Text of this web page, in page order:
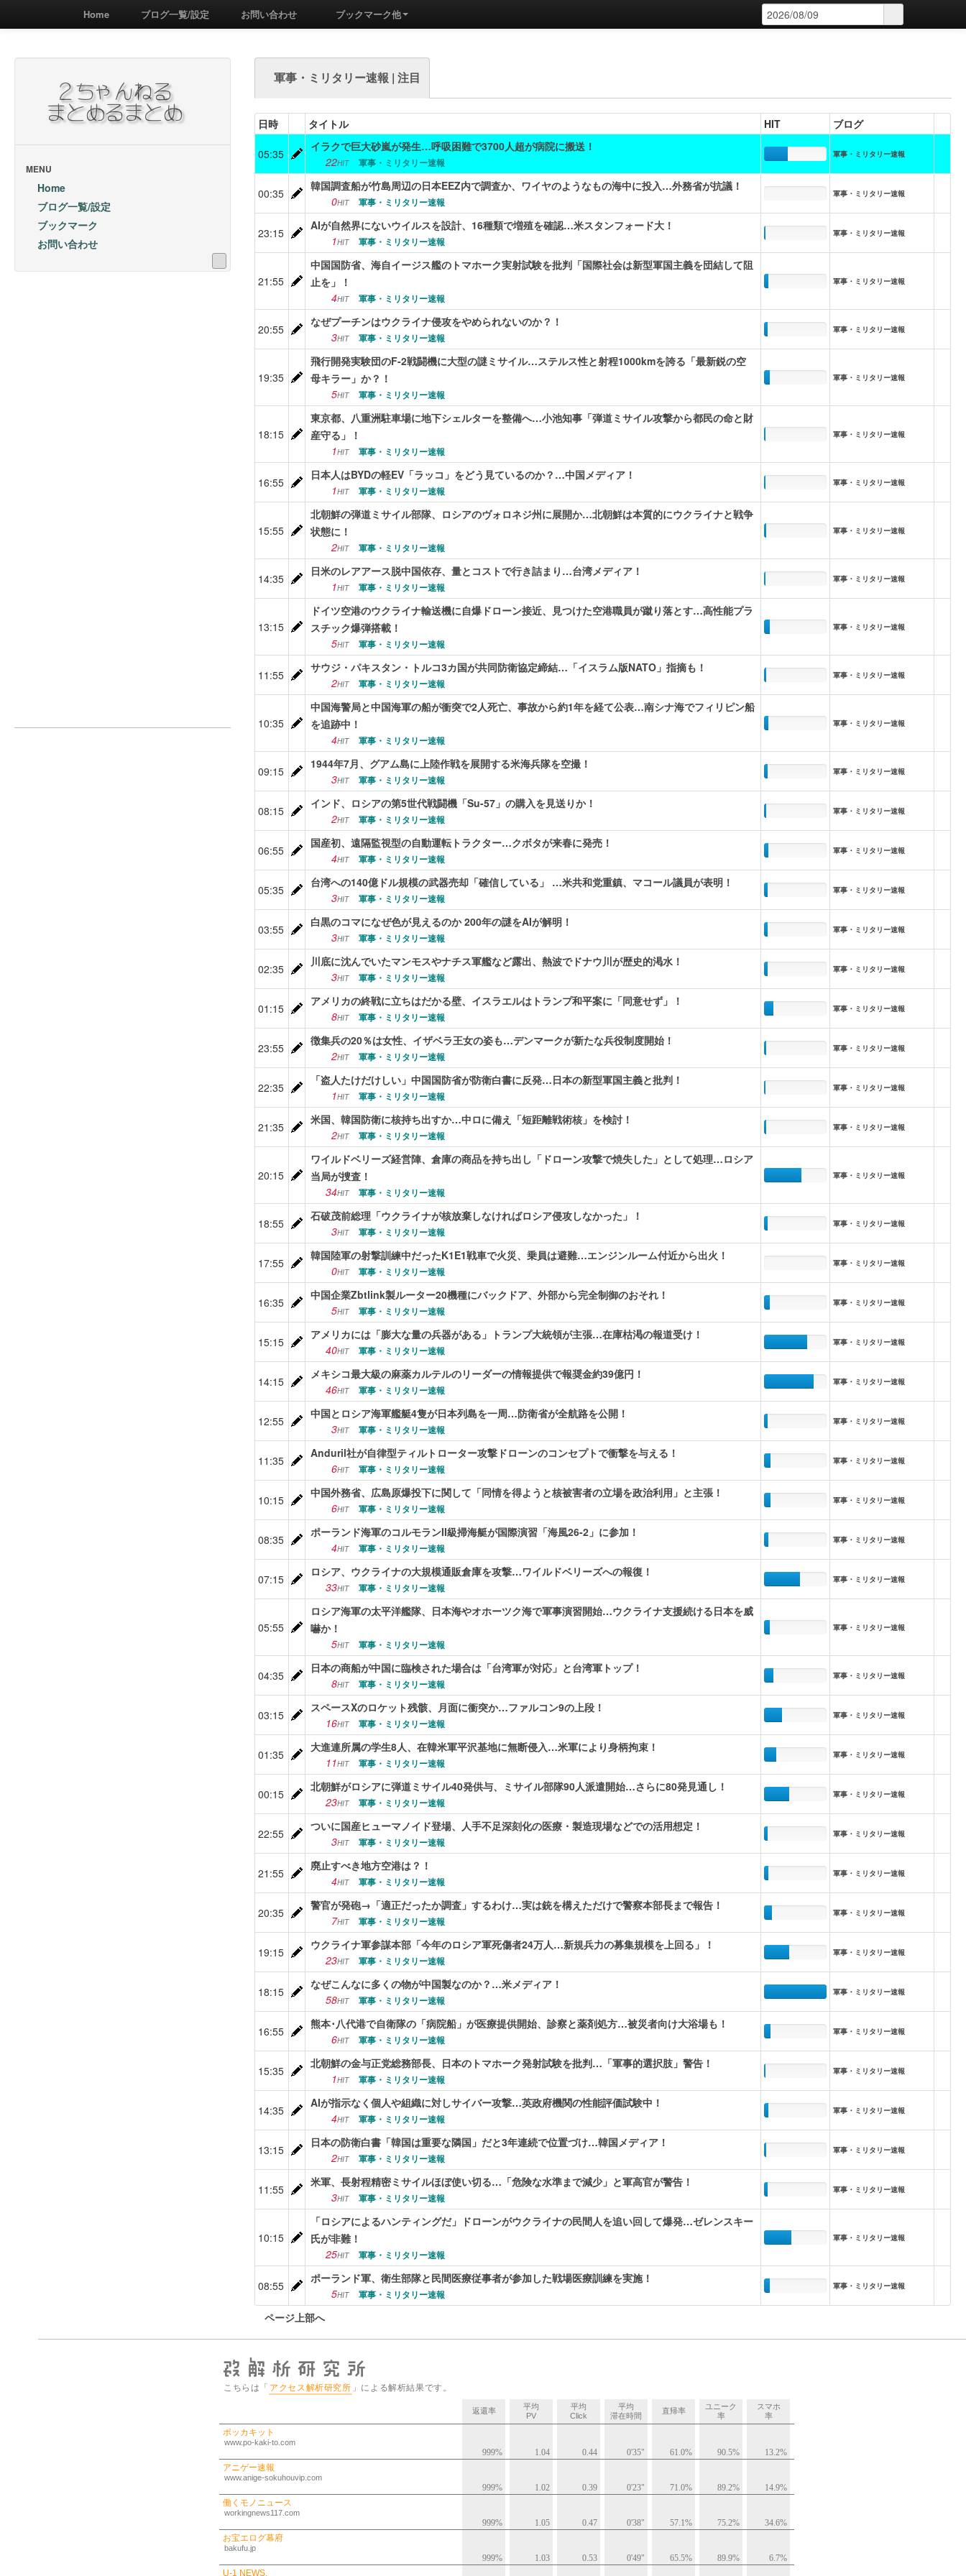
Home ブログ一覧/設定 お問い合わせ ブックマーク他
MENU
Home
ブログ一覧/設定
ブックマーク
お問い合わせ
軍事・ミリタリー速報 | 注目
日時 タイトル HIT ブログ
05:35
イラクで巨大砂嵐が発生…呼吸困難で3700人超が病院に搬送！
22HIT 軍事・ミリタリー速報
軍事・ミリタリー速報
00:35
韓国調査船が竹島周辺の日本EEZ内で調査か、ワイヤのようなもの海中に投入…外務省が抗議！
0HIT 軍事・ミリタリー速報
軍事・ミリタリー速報
23:15
AIが自然界にないウイルスを設計、16種類で増殖を確認…米スタンフォード大！
1HIT 軍事・ミリタリー速報
軍事・ミリタリー速報
21:55
中国国防省、海自イージス艦のトマホーク実射試験を批判「国際社会は新型軍国主義を団結して阻
止を」！
4HIT 軍事・ミリタリー速報
軍事・ミリタリー速報
20:55
なぜプーチンはウクライナ侵攻をやめられないのか？！
3HIT 軍事・ミリタリー速報
軍事・ミリタリー速報
19:35
飛行開発実験団のF-2戦闘機に大型の謎ミサイル…ステルス性と射程1000kmを誇る「最新鋭の空
母キラー」か？！
5HIT 軍事・ミリタリー速報
軍事・ミリタリー速報
18:15
東京都、八重洲駐車場に地下シェルターを整備へ…小池知事「弾道ミサイル攻撃から都民の命と財
産守る」！
1HIT 軍事・ミリタリー速報
軍事・ミリタリー速報
16:55
日本人はBYDの軽EV「ラッコ」をどう見ているのか？…中国メディア！
1HIT 軍事・ミリタリー速報
軍事・ミリタリー速報
15:55
北朝鮮の弾道ミサイル部隊、ロシアのヴォロネジ州に展開か…北朝鮮は本質的にウクライナと戦争
状態に！
2HIT 軍事・ミリタリー速報
軍事・ミリタリー速報
14:35
日米のレアアース脱中国依存、量とコストで行き詰まり…台湾メディア！
1HIT 軍事・ミリタリー速報
軍事・ミリタリー速報
13:15
ドイツ空港のウクライナ輸送機に自爆ドローン接近、見つけた空港職員が蹴り落とす…高性能プラ
スチック爆弾搭載！
5HIT 軍事・ミリタリー速報
軍事・ミリタリー速報
11:55
サウジ・パキスタン・トルコ3カ国が共同防衛協定締結…「イスラム版NATO」指摘も！
2HIT 軍事・ミリタリー速報
軍事・ミリタリー速報
10:35
中国海警局と中国海軍の船が衝突で2人死亡、事故から約1年を経て公表…南シナ海でフィリピン船
を追跡中！
4HIT 軍事・ミリタリー速報
軍事・ミリタリー速報
09:15
1944年7月、グアム島に上陸作戦を展開する米海兵隊を空撮！
3HIT 軍事・ミリタリー速報
軍事・ミリタリー速報
08:15
インド、ロシアの第5世代戦闘機「Su-57」の購入を見送りか！
2HIT 軍事・ミリタリー速報
軍事・ミリタリー速報
06:55
国産初、遠隔監視型の自動運転トラクター…クボタが来春に発売！
4HIT 軍事・ミリタリー速報
軍事・ミリタリー速報
05:35
台湾への140億ドル規模の武器売却「確信している」 …米共和党重鎮、マコール議員が表明！
3HIT 軍事・ミリタリー速報
軍事・ミリタリー速報
03:55
白黒のコマになぜ色が見えるのか 200年の謎をAIが解明！
3HIT 軍事・ミリタリー速報
軍事・ミリタリー速報
02:35
川底に沈んでいたマンモスやナチス軍艦など露出、熱波でドナウ川が歴史的渇水！
3HIT 軍事・ミリタリー速報
軍事・ミリタリー速報
01:15
アメリカの終戦に立ちはだかる壁、イスラエルはトランプ和平案に「同意せず」！
8HIT 軍事・ミリタリー速報
軍事・ミリタリー速報
23:55
徴集兵の20％は女性、イザベラ王女の姿も…デンマークが新たな兵役制度開始！
2HIT 軍事・ミリタリー速報
軍事・ミリタリー速報
22:35
「盗人たけだけしい」中国国防省が防衛白書に反発…日本の新型軍国主義と批判！
1HIT 軍事・ミリタリー速報
軍事・ミリタリー速報
21:35
米国、韓国防衛に核持ち出すか…中ロに備え「短距離戦術核」を検討！
2HIT 軍事・ミリタリー速報
軍事・ミリタリー速報
20:15
ワイルドベリーズ経営陣、倉庫の商品を持ち出し「ドローン攻撃で焼失した」として処理…ロシア
当局が捜査！
34HIT 軍事・ミリタリー速報
軍事・ミリタリー速報
18:55
石破茂前総理「ウクライナが核放棄しなければロシア侵攻しなかった」！
3HIT 軍事・ミリタリー速報
軍事・ミリタリー速報
17:55
韓国陸軍の射撃訓練中だったK1E1戦車で火災、乗員は避難…エンジンルーム付近から出火！
0HIT 軍事・ミリタリー速報
軍事・ミリタリー速報
16:35
中国企業Zbtlink製ルーター20機種にバックドア、外部から完全制御のおそれ！
5HIT 軍事・ミリタリー速報
軍事・ミリタリー速報
15:15
アメリカには「膨大な量の兵器がある」トランプ大統領が主張…在庫枯渇の報道受け！
40HIT 軍事・ミリタリー速報
軍事・ミリタリー速報
14:15
メキシコ最大級の麻薬カルテルのリーダーの情報提供で報奨金約39億円！
46HIT 軍事・ミリタリー速報
軍事・ミリタリー速報
12:55
中国とロシア海軍艦艇4隻が日本列島を一周…防衛省が全航路を公開！
3HIT 軍事・ミリタリー速報
軍事・ミリタリー速報
11:35
Anduril社が自律型ティルトローター攻撃ドローンのコンセプトで衝撃を与える！
6HIT 軍事・ミリタリー速報
軍事・ミリタリー速報
10:15
中国外務省、広島原爆投下に関して「同情を得ようと核被害者の立場を政治利用」と主張！
6HIT 軍事・ミリタリー速報
軍事・ミリタリー速報
08:35
ポーランド海軍のコルモランII級掃海艇が国際演習「海風26-2」に参加！
4HIT 軍事・ミリタリー速報
軍事・ミリタリー速報
07:15
ロシア、ウクライナの大規模通販倉庫を攻撃…ワイルドベリーズへの報復！
33HIT 軍事・ミリタリー速報
軍事・ミリタリー速報
05:55
ロシア海軍の太平洋艦隊、日本海やオホーツク海で軍事演習開始…ウクライナ支援続ける日本を威
嚇か！
5HIT 軍事・ミリタリー速報
軍事・ミリタリー速報
04:35
日本の商船が中国に臨検された場合は「台湾軍が対応」と台湾軍トップ！
8HIT 軍事・ミリタリー速報
軍事・ミリタリー速報
03:15
スペースXのロケット残骸、月面に衝突か…ファルコン9の上段！
16HIT 軍事・ミリタリー速報
軍事・ミリタリー速報
01:35
大進連所属の学生8人、在韓米軍平沢基地に無断侵入…米軍により身柄拘束！
11HIT 軍事・ミリタリー速報
軍事・ミリタリー速報
00:15
北朝鮮がロシアに弾道ミサイル40発供与、ミサイル部隊90人派遣開始…さらに80発見通し！
23HIT 軍事・ミリタリー速報
軍事・ミリタリー速報
22:55
ついに国産ヒューマノイド登場、人手不足深刻化の医療・製造現場などでの活用想定！
3HIT 軍事・ミリタリー速報
軍事・ミリタリー速報
21:55
廃止すべき地方空港は？！
4HIT 軍事・ミリタリー速報
軍事・ミリタリー速報
20:35
警官が発砲→「適正だったか調査」するわけ…実は銃を構えただけで警察本部長まで報告！
7HIT 軍事・ミリタリー速報
軍事・ミリタリー速報
19:15
ウクライナ軍参謀本部「今年のロシア軍死傷者24万人…新規兵力の募集規模を上回る」！
23HIT 軍事・ミリタリー速報
軍事・ミリタリー速報
18:15
なぜこんなに多くの物が中国製なのか？…米メディア！
58HIT 軍事・ミリタリー速報
軍事・ミリタリー速報
16:55
熊本･八代港で自衛隊の「病院船」が医療提供開始、診察と薬剤処方…被災者向け大浴場も！
6HIT 軍事・ミリタリー速報
軍事・ミリタリー速報
15:35
北朝鮮の金与正党総務部長、日本のトマホーク発射試験を批判…「軍事的選択肢」警告！
1HIT 軍事・ミリタリー速報
軍事・ミリタリー速報
14:35
AIが指示なく個人や組織に対しサイバー攻撃…英政府機関の性能評価試験中！
4HIT 軍事・ミリタリー速報
軍事・ミリタリー速報
13:15
日本の防衛白書「韓国は重要な隣国」だと3年連続で位置づけ…韓国メディア！
2HIT 軍事・ミリタリー速報
軍事・ミリタリー速報
11:55
米軍、長射程精密ミサイルほぼ使い切る…「危険な水準まで減少」と軍高官が警告！
3HIT 軍事・ミリタリー速報
軍事・ミリタリー速報
10:15
「ロシアによるハンティングだ」ドローンがウクライナの民間人を追い回して爆発…ゼレンスキー
氏が非難！
25HIT 軍事・ミリタリー速報
軍事・ミリタリー速報
08:55
ポーランド軍、衛生部隊と民間医療従事者が参加した戦場医療訓練を実施！
5HIT 軍事・ミリタリー速報
軍事・ミリタリー速報
ページ上部へ